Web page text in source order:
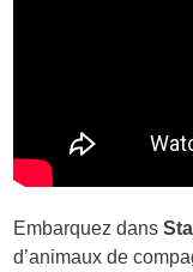
Embarquez dans
d’animaux de